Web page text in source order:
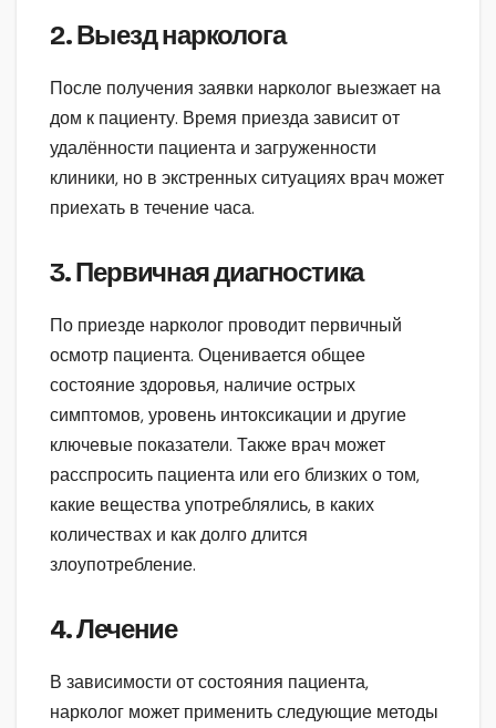
2. Выезд нарколога
После получения заявки нарколог выезжает на
дом к пациенту. Время приезда зависит от
удалённости пациента и загруженности
клиники, но в экстренных ситуациях врач может
приехать в течение часа.
3. Первичная диагностика
По приезде нарколог проводит первичный
осмотр пациента. Оценивается общее
состояние здоровья, наличие острых
симптомов, уровень интоксикации и другие
ключевые показатели. Также врач может
расспросить пациента или его близких о том,
какие вещества употреблялись, в каких
количествах и как долго длится
злоупотребление.
4. Лечение
В зависимости от состояния пациента,
нарколог может применить следующие методы